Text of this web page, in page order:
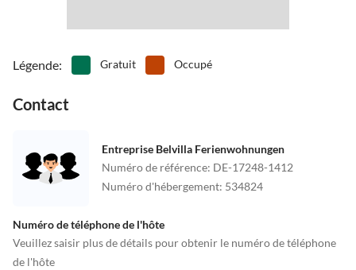
Légende: Gratuit Occupé
Contact
Entreprise Belvilla Ferienwohnungen
Numéro de référence: DE-17248-1412
Numéro d'hébergement: 534824
Numéro de téléphone de l'hôte
Veuillez saisir plus de détails pour obtenir le numéro de téléphone
de l'hôte